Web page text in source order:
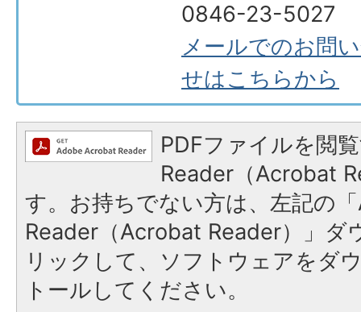
0846-23-5027
メールでのお問
せはこちらから
PDFファイルを閲
Reader（Acrobat
す。お持ちでない方は、左記の
Reader（Acrobat Reader）」ダ
リックして、ソフトウェアをダ
トールしてください。